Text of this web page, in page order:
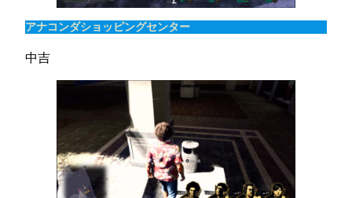
アナコンダショッピングセンター
中吉